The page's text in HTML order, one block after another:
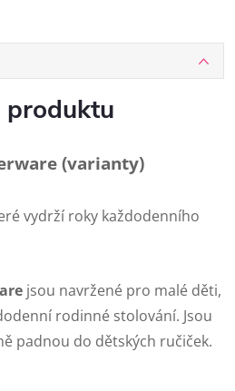
produktu
(varianty)
vydrží roky každodenního
jsou navržené pro malé děti,
rodinné stolování. Jsou
padnou do dětských ručiček.